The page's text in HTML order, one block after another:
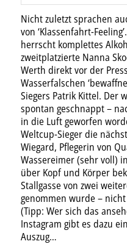
Nicht zuletzt sprachen
von ‘Klassenfahrt-
herrscht komplettes
zweitplatzierte Nanna
Werth direkt vor der
Wasserfalschen
Siegers Patrik Kittel. Der
spontan geschnappt –
in die Luft geworfen
Weltcup-Sieger die
Wiegard, Pflegerin von
Wassereimer (sehr voll)
über Kopf und Körper
Stallgasse von zwei
genommen wurde –
(Tipp: Wer sich das
Instagram gibt es dazu
Auszug…